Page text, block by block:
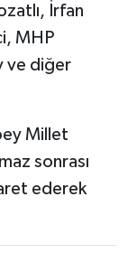
İrfan
MHP
ve diğer
Millet
sonrası
ederek